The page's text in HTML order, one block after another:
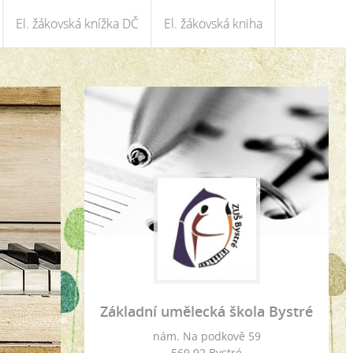
El. žákovská knížka DČ El. žákovská kniha
Základní umělecká škola Bystré
nám. Na podkově 59